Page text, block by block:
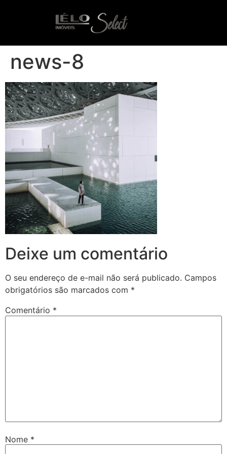
news-8
Deixe um comentário
O seu endereço de e-mail não será publicado. Campos
obrigatórios são marcados com *
Comentário *
Nome *